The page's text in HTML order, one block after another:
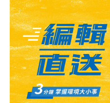
大閘蟹檢驗報告，包括：傳
民眾最擔心的孔雀石綠殘留
中，並沒有致癌的抗生素硝
示：少量硝基呋喃吃下肚，
由台灣媒體披露：國人赴中
大閘蟹返台，相當於40隻的
驗手續。海關人員表示，中
定的「疫區」，所以早有此
灣省家畜衛生試驗所所長劉